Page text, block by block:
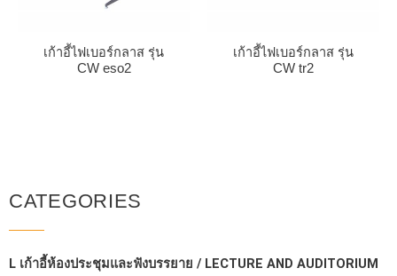
เก้าอี้ไฟเบอร์กลาส รุ่น
CW eso2
เก้าอี้ไฟเบอร์กลาส รุ่น
CW tr2
CATEGORIES
L เก้าอี้ห้องประชุมและฟังบรรยาย / LECTURE AND AUDITORIUM